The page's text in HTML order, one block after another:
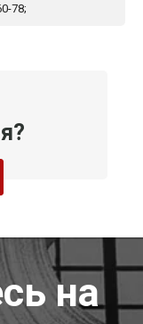
78;
на